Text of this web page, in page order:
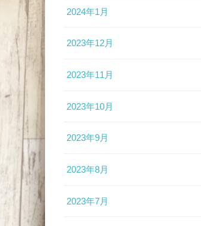
2024年1月
2023年12月
2023年11月
2023年10月
2023年9月
2023年8月
2023年7月